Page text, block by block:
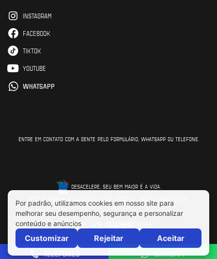
INSTAGRAM
FACEBOOK
TIKTOK
YOUTUBE
WHATSAPP
ENTRE EM CONTATO COM A GENTE PELO FORMULÁRIO, WHATSAPP OU TELEFONE.
DESACELERE, SEU BEM MAIOR É A VIDA.
Feito por:
TELEFONES WHATSAPP